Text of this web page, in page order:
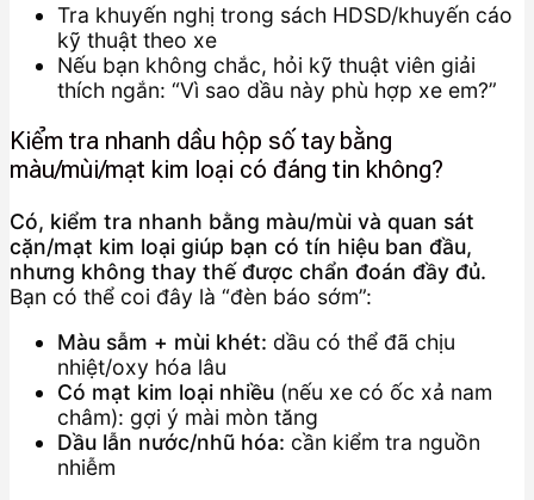
Tra khuyến nghị trong sách HDSD/khuyến cáo
kỹ thuật theo xe
Nếu bạn không chắc, hỏi kỹ thuật viên giải
thích ngắn: “Vì sao dầu này phù hợp xe em?”
Kiểm tra nhanh dầu hộp số tay bằng
màu/mùi/mạt kim loại có đáng tin không?
Có, kiểm tra nhanh bằng màu/mùi và quan sát
cặn/mạt kim loại giúp bạn có tín hiệu ban đầu,
nhưng không thay thế được chẩn đoán đầy đủ.
Bạn có thể coi đây là “đèn báo sớm”:
Màu sẫm + mùi khét: dầu có thể đã chịu
nhiệt/oxy hóa lâu
Có mạt kim loại nhiều (nếu xe có ốc xả nam
châm): gợi ý mài mòn tăng
Dầu lẫn nước/nhũ hóa: cần kiểm tra nguồn
nhiễm